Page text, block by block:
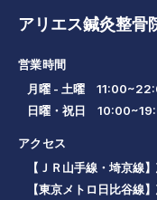
アリエス鍼灸整骨
営業時間
月曜 - 土曜
日曜・祝日
アクセス
【ＪＲ山手線・埼京線
【東京メトロ日比谷線